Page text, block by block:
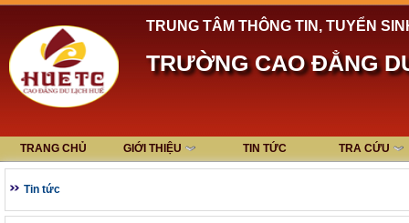
TRUNG TÂM THÔNG TIN, TUYỂN
TRƯỜNG CAO ĐẲNG
TRANG CHỦ GIỚI THIỆU TIN TỨC TRA CỨU
Tin tức